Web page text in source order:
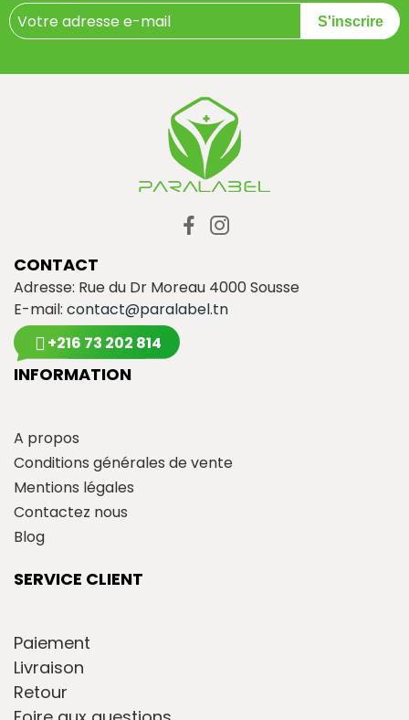
S'inscrire
CONTACT
Adresse: Rue du Dr Moreau 4000 Sousse
E-mail: contact@paralabel.tn
+216 73 202 814
INFORMATION
A propos
Conditions générales de vente
Mentions légales
Contactez nous
Blog
SERVICE CLIENT
Paiement
Livraison
Retour